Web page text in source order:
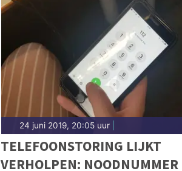
24 juni 2019, 20:05 uur|
TELEFOONSTORING LIJKT
VERHOLPEN: NOODNUMMER